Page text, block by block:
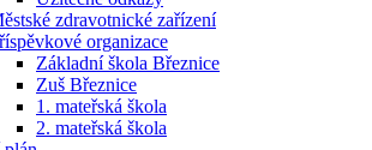
zdravotnické zařízení
organizace
Základní škola Březnice
Zuš Březnice
1. mateřská škola
2. mateřská škola